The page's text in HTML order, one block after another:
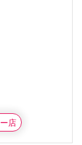
店